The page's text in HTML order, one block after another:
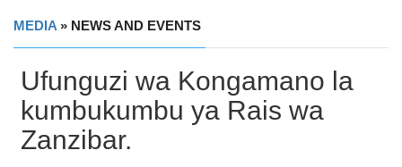
MEDIA » NEWS AND EVENTS
Ufunguzi wa Kongamano la
kumbukumbu ya Rais wa
Zanzibar.